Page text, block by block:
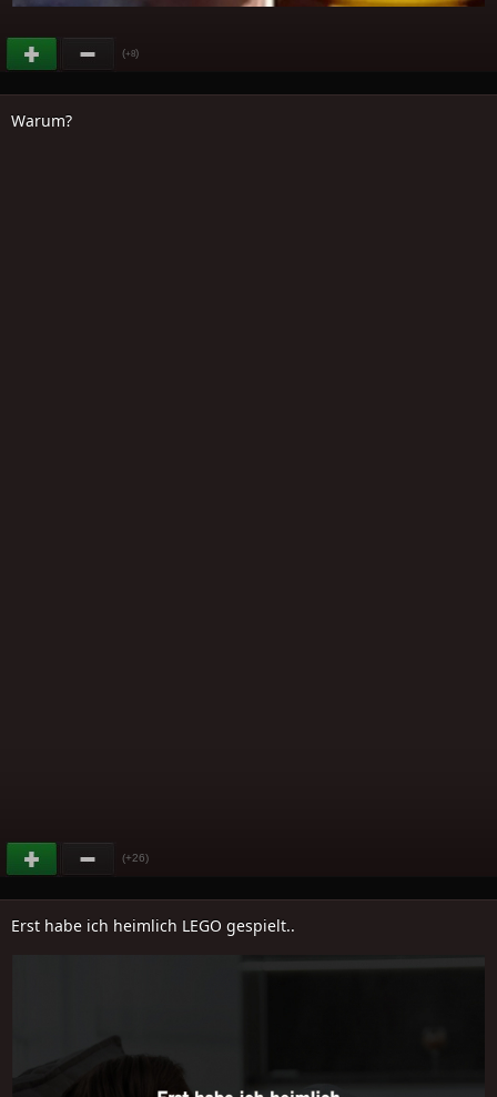
(+8)
Warum?
(+26)
Erst habe ich heimlich LEGO gespielt..